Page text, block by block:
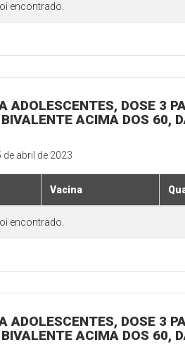
encontrado.
ADOLESCENTES, DOSE 3
ACIMA DOS 60,
de abril de 2023
Vacina
encontrado.
ADOLESCENTES, DOSE 3
ACIMA DOS 60,